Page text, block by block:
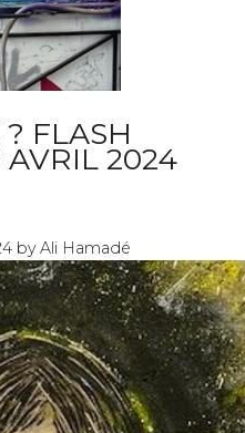
FLASH
AVRIL 2024
byAli Hamadé